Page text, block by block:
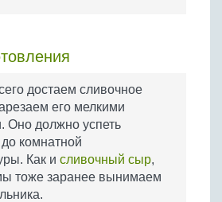
достаем сливочное
его мелкими
Оно должно успеть
до комнатной
Как и сливочный сыр,
тоже заранее вынимаем